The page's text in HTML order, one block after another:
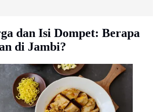
dan Isi Dompet: Berapa
di Jambi?